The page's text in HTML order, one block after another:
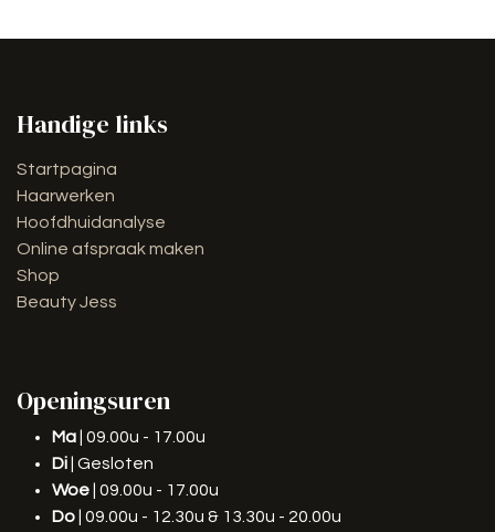
Handige links
Startpagina
Haarwerken
Hoofdhuidanalyse
Online afspraak maken
Shop
Beauty Jess
Openingsuren
Ma | 09.00u - 17.00u
Di | Gesloten
Woe | 09.00u - 17.00u
Do | 09.00u - 12.30u & 13.30u - 20.00u